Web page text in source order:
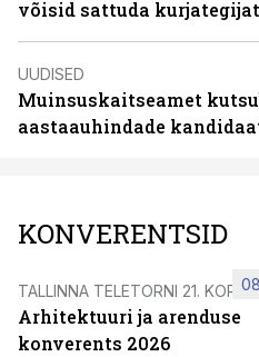
võisid sattuda
UUDISED
Muinsuskaitseamet
aastaauhindade
KONVERENTSID
TALLINNA TELETORNI 21.
Arhitektuuri ja arenduse
konverents 2026